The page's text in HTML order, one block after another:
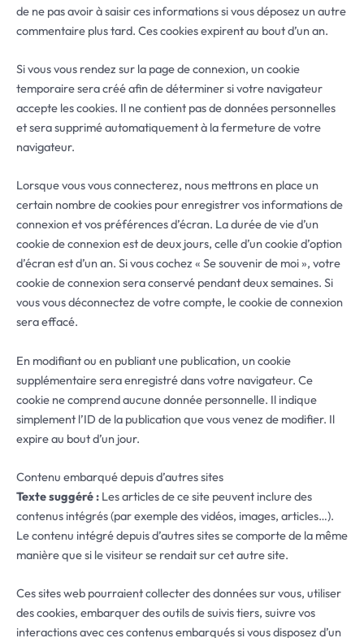
de ne pas avoir à saisir ces informations si vous déposez un autre
commentaire plus tard. Ces cookies expirent au bout d’un an.
Si vous vous rendez sur la page de connexion, un cookie
temporaire sera créé afin de déterminer si votre navigateur
accepte les cookies. Il ne contient pas de données personnelles
et sera supprimé automatiquement à la fermeture de votre
navigateur.
Lorsque vous vous connecterez, nous mettrons en place un
certain nombre de cookies pour enregistrer vos informations de
connexion et vos préférences d’écran. La durée de vie d’un
cookie de connexion est de deux jours, celle d’un cookie d’option
d’écran est d’un an. Si vous cochez « Se souvenir de moi », votre
cookie de connexion sera conservé pendant deux semaines. Si
vous vous déconnectez de votre compte, le cookie de connexion
sera effacé.
En modifiant ou en publiant une publication, un cookie
supplémentaire sera enregistré dans votre navigateur. Ce
cookie ne comprend aucune donnée personnelle. Il indique
simplement l’ID de la publication que vous venez de modifier. Il
expire au bout d’un jour.
Contenu embarqué depuis d’autres sites
Texte suggéré : Les articles de ce site peuvent inclure des
contenus intégrés (par exemple des vidéos, images, articles…).
Le contenu intégré depuis d’autres sites se comporte de la même
manière que si le visiteur se rendait sur cet autre site.
Ces sites web pourraient collecter des données sur vous, utiliser
des cookies, embarquer des outils de suivis tiers, suivre vos
interactions avec ces contenus embarqués si vous disposez d’un